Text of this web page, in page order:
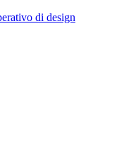
di design